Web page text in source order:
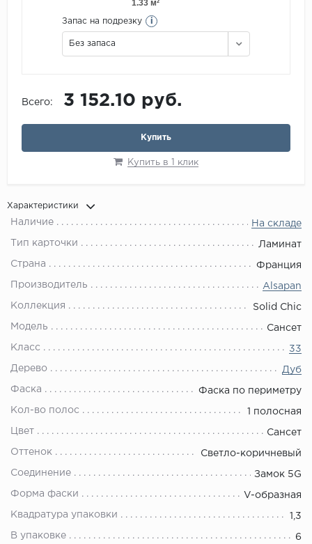
Запас на подрезку i
Без запаса
Всего: 3 152.10 руб.
Купить
Купить в 1 клик
Характеристики
Наличие На складе
Тип карточки Ламинат
Страна Франция
Производитель Alsapan
Коллекция Solid Chic
Модель Сансет
Класс 33
Дерево Дуб
Фаска Фаска по периметру
Кол-во полос 1 полосная
Цвет Сансет
Оттенок Светло-коричневый
Соединение Замок 5G
Форма фаски V-образная
Квадратура упаковки 1,3
В упаковке 6